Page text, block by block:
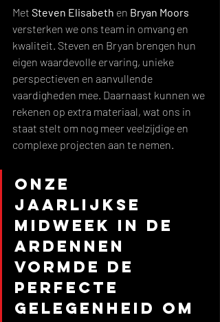
Met Steven Elisabeth en Bryan Moors
versterken we ons team in omvang en
kwaliteit. Steven en Bryan brengen hun
eigen waardevolle ervaring, unieke
perspectieven en aanvullende
vaardigheden mee. Daarnaast kunnen we
rekenen op extra materiaal, wat ons in
staat stelt om nog meer veelzijdige en
complexe projecten aan te nemen.
Onze
jaarlijkse
midweek in de
Ardennen
vormde de
perfecte
gelegenheid om